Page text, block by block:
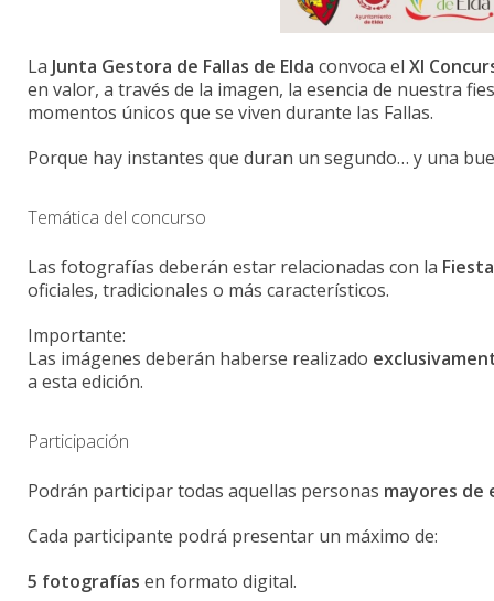
La Junta Gestora de Fallas de Elda convoca el XI
en valor, a través de la imagen, la esencia de nuestra
momentos únicos que se viven durante las Fallas.
Porque hay instantes que duran un segundo… y una
Temática del concurso
Las fotografías deberán estar relacionadas con la
oficiales, tradicionales o más característicos.
Importante:
Las imágenes deberán haberse realizado
a esta edición.
Participación
Podrán participar todas aquellas personas mayores de
Cada participante podrá presentar un máximo de:
5 fotografías en formato digital.